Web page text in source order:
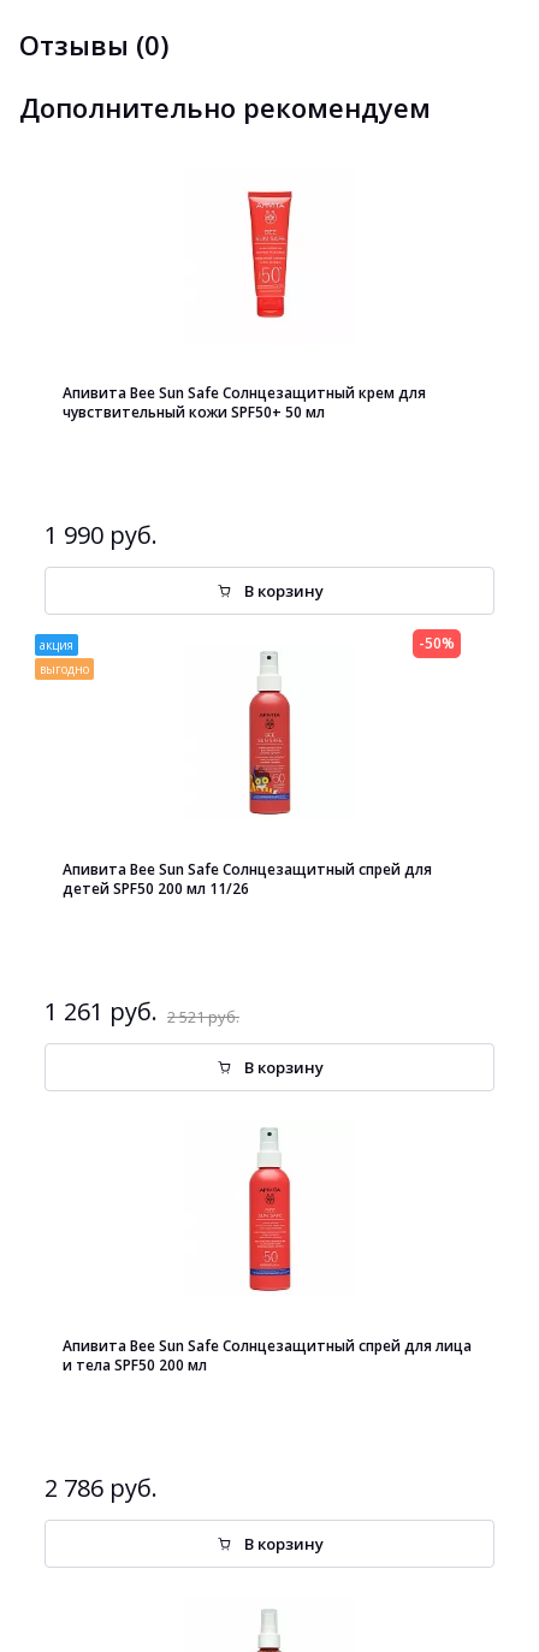
Отзывы (0)
Дополнительно рекомендуем
Апивита Bee Sun Safe Солнцезащитный крем для
чувствительный кожи SPF50+ 50 мл
1 990 руб.
В корзину
акция
выгодно
Апивита Bee Sun Safe Солнцезащитный спрей для
детей SPF50 200 мл 11/26
1 261 руб. 2 521 руб.
-50%
В корзину
Апивита Bee Sun Safe Солнцезащитный спрей для лица
и тела SPF50 200 мл
2 786 руб.
В корзину